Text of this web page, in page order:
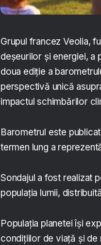
Grupul francez Veolia,
deșeurilor și energiei, a
doua ediție a
perspectivă unică
impactul schimbărilor
Barometrul este
termen lung a
Sondajul a fost realizat
populația lumii,
Populația planetei își
condițiilor de viață și de